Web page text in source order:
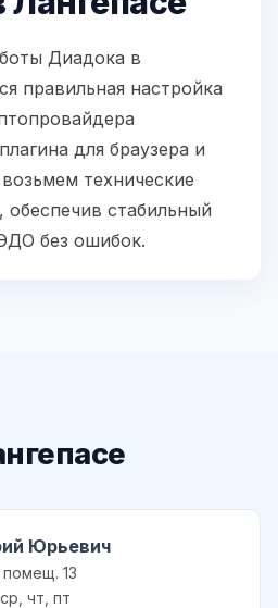
Диадока в
правильная настройка
для браузера и
технические
обеспечив стабильный
без ошибок.
Юрьевич
помещ. 13
чт, пт